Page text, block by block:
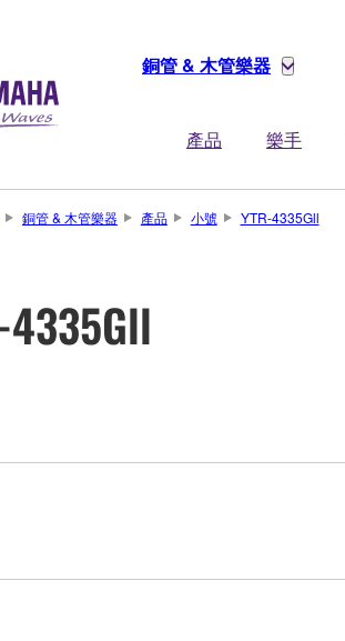
銅管 & 木管樂器
產品 樂手
銅管 & 木管樂器 產品 小號 YTR-4335Gll
4335Gll